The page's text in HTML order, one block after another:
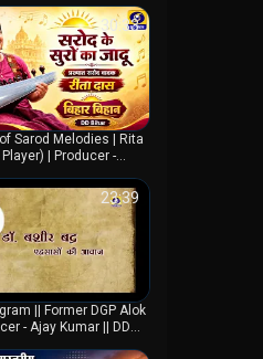
きる。重要なイベ
をさらに高めてい
いる。その番組は
ル州の本質を世界
る。ライブスト
の番組にアクセス
ロモーションに
る」。
30:33
Sarod Melodies | Rita
| Producer -
23:39
|| Former DGP Alok
- Ajay Kumar || DD